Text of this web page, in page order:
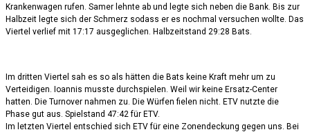
Krankenwagen rufen. Samer lehnte ab und legte sich neben die Bank. Bis zur
Halbzeit legte sich der Schmerz sodass er es nochmal versuchen wollte. Das
Viertel verlief mit 17:17 ausgeglichen. Halbzeitstand 29:28 Bats.
Im dritten Viertel sah es so als hätten die Bats keine Kraft mehr um zu
Verteidigen. Ioannis musste durchspielen. Weil wir keine Ersatz-Center
hatten. Die Turnover nahmen zu. Die Würfen fielen nicht. ETV nutzte die
Phase gut aus. Spielstand 47:42 für ETV.
Im letzten Viertel entschied sich ETV für eine Zonendeckung gegen uns. Bei